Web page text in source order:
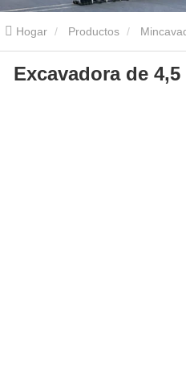
Hogar Productos
toneladas Excavadora de 4,5
Excavadora de